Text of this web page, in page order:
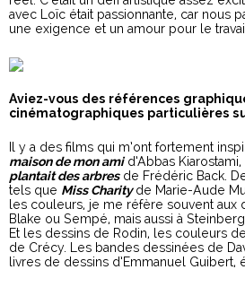
avec Loïc était passionnante, car nous
une exigence et un amour pour le
Aviez-vous des références
cinématographiques particulières
Il y a des films qui m’ont fortement
maison de mon amid’Abbas
plantait des arbresde Frédéric Back.
tels que Miss Charityde Marie-Aude
les couleurs, je me réfère souvent aux
Blake ou Sempé, mais aussi à
Et les dessins de Rodin, les couleurs
de Crécy. Les bandes dessinées de
livres de dessins d’Emmanuel Guibert,